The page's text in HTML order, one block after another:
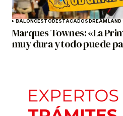
BALONCESTODESTACADOSDREAMLAND
Marques Townes: «La
muy dura y todo puede